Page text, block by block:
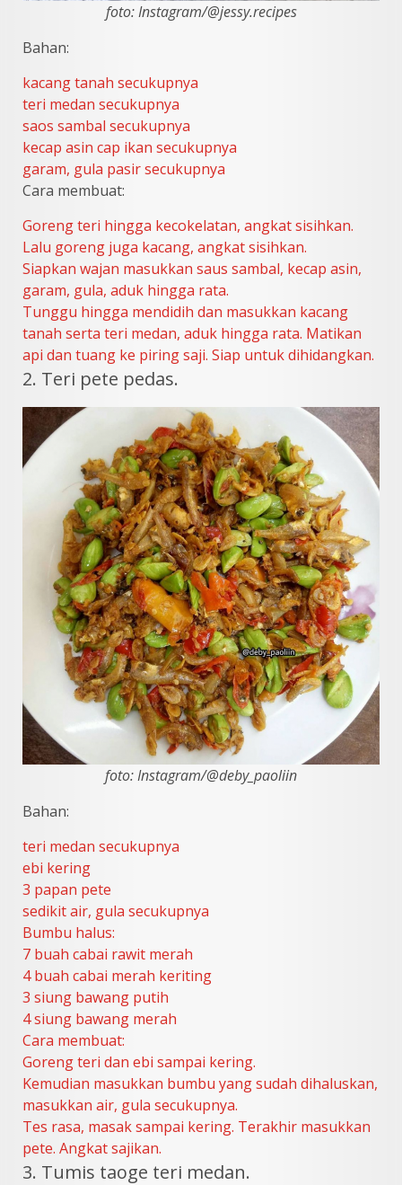
foto: Instagram/@jessy.recipes
Bahan:
kacang tanah secukupnya
teri medan secukupnya
saos sambal secukupnya
kecap asin cap ikan secukupnya
garam, gula pasir secukupnya
Cara membuat:
Goreng teri hingga kecokelatan, angkat sisihkan.
Lalu goreng juga kacang, angkat sisihkan.
Siapkan wajan masukkan saus sambal, kecap asin,
garam, gula, aduk hingga rata.
Tunggu hingga mendidih dan masukkan kacang
tanah serta teri medan, aduk hingga rata. Matikan
api dan tuang ke piring saji. Siap untuk dihidangkan.
2. Teri pete pedas.
foto: Instagram/@deby_paoliin
Bahan:
teri medan secukupnya
ebi kering
3 papan pete
sedikit air, gula secukupnya
Bumbu halus:
7 buah cabai rawit merah
4 buah cabai merah keriting
3 siung bawang putih
4 siung bawang merah
Cara membuat:
Goreng teri dan ebi sampai kering.
Kemudian masukkan bumbu yang sudah dihaluskan,
masukkan air, gula secukupnya.
Tes rasa, masak sampai kering. Terakhir masukkan
pete. Angkat sajikan.
3. Tumis taoge teri medan.